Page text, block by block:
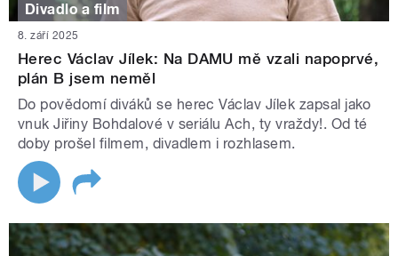
Divadlo a film
8. září 2025
Herec Václav Jílek: Na DAMU mě vzali napoprvé,
plán B jsem neměl
Do povědomí diváků se herec Václav Jílek zapsal jako
vnuk Jiřiny Bohdalové v seriálu Ach, ty vraždy!. Od té
doby prošel filmem, divadlem i rozhlasem.